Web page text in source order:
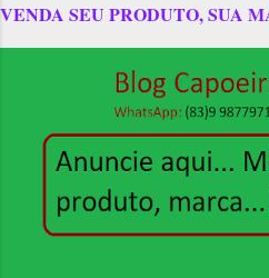
VENDA SEU PRODUTO, SUA